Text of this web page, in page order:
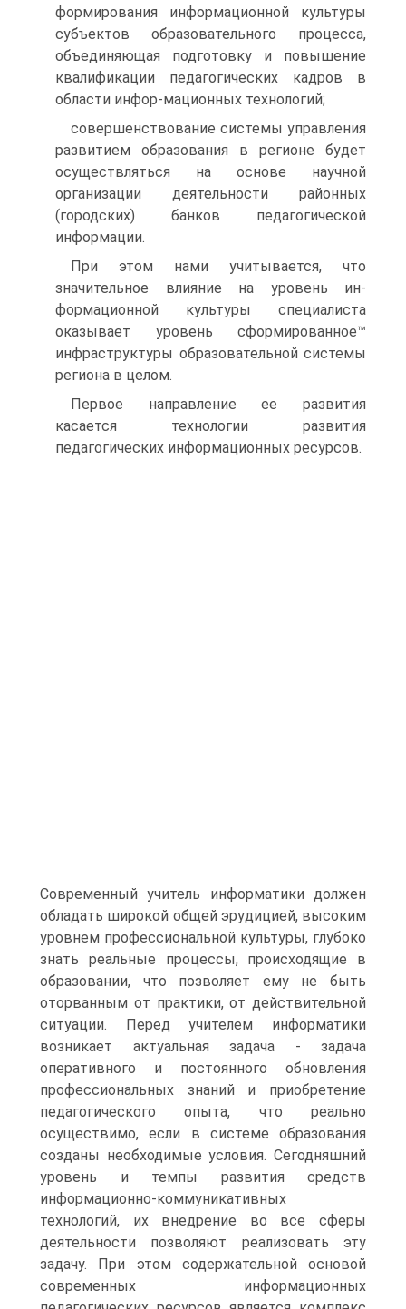
формирования информационной культуры
субъектов образовательного процесса,
объединяющая подготовку и повышение
квалификации педагогических кадров в
области инфор-мационных технологий;
совершенствование системы управления
развитием образования в регионе будет
осуществляться на основе научной
организации деятельности районных
(городских) банков педагогической
информации.
При этом нами учитывается, что
значительное влияние на уровень ин-
формационной культуры специалиста
оказывает уровень сформированное™
инфраструктуры образовательной системы
региона в целом.
Первое направление ее развития
касается технологии развития
педагогических информационных ресурсов.
Современный учитель информатики должен
обладать широкой общей эрудицией, высоким
уровнем профессиональной культуры, глубоко
знать реальные процессы, происходящие в
образовании, что позволяет ему не быть
оторванным от практики, от действительной
ситуации. Перед учителем информатики
возникает актуальная задача - задача
оперативного и постоянного обновления
профессиональных знаний и приобретение
педагогического опыта, что реально
осуществимо, если в системе образования
созданы необходимые условия. Сегодняшний
уровень и темпы развития средств
информационно-коммуникативных
технологий, их внедрение во все сферы
деятельности позволяют реализовать эту
задачу. При этом содержательной основой
современных информационных